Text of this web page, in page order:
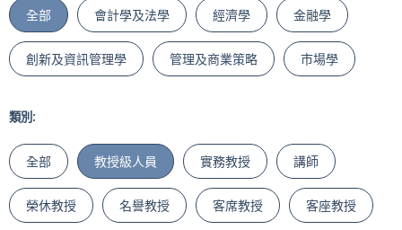
全部 會計學及法學 經濟學 金融學
創新及資訊管理學 管理及商業策略 市場學
類別:
全部 教授級人員 實務教授 講師
榮休教授 名譽教授 客席教授 客座教授